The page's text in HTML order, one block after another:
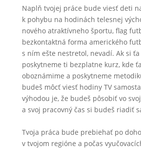
Naplň tvojej práce bude viesť deti
k pohybu na hodinách telesnej
nového atraktívneho športu, flag
bezkontaktná forma amerického
s ním ešte nestretol, nevadí. Ak si
poskytneme ti bezplatne kurz, kde
oboznámime a poskytneme
budeš môcť viesť hodiny TV
výhodou je, že budeš pôsobiť vo
a svoj pracovný čas si budeš riadiť
Tvoja práca bude prebiehať po
v tvojom regióne a počas